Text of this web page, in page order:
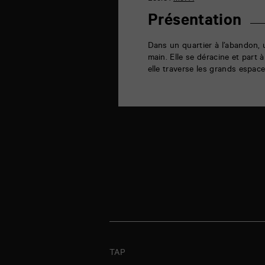
Présentation
Dans un quartier à
main. Elle se déracine et part
elle traverse les grands
TAP